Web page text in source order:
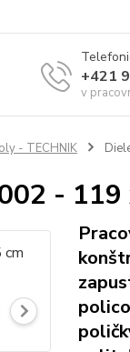
+421
v
- TECHNIK
-